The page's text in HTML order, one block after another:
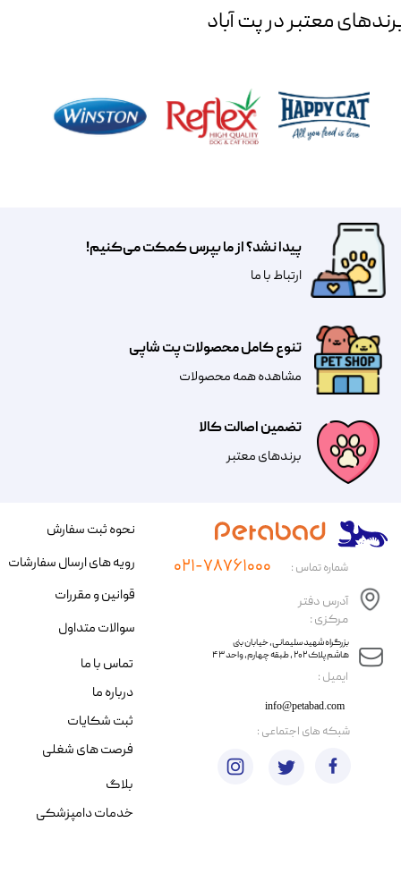
معتبر در پت آباد
تضمین اصالت کالا
​​برندهای معتبر​​​​​​​
تنوع کامل محصولات پت شاپی
مشاهده همه محصولات
پیدا نشد؟ از ما بپرس کمکت می‌کنیم!
​​​ارتباط با ما
​ایمیل :
آدرس دفتر
مرکزی :
info@petabad.com
​​بزرگراه شهید سلیمانی، خیابان بنی
هاشم پلاک ۲۰۲ ، طبقه چهارم، واحد ۴۳
شماره تماس : ۰۲۱-۷۸۷۶۱۰۰۰
نحوه ثبت سفارش
رویه های ارسال سفارشات
قوانین و مقررات
سوالات متداول
تماس با ما
درباره ما
ثبت شکایات
فرصت های شغلی
​شبکه های اجتماعی :
بلاگ
خدمات دامپزشکی